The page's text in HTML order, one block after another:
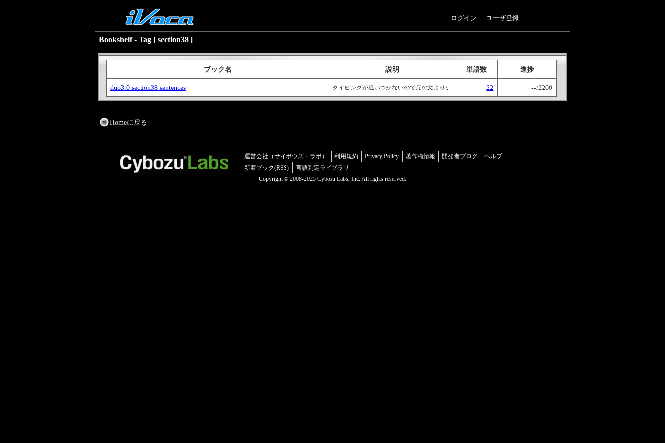
ログイン ユーザ登録
Bookshelf - Tag [ section38 ]
ブック名 説明 単語数 進捗
duo3.0 section38 sentences タイピングが追いつかないので元の文より少し短くしたものがあります。 タイピングのミスが多いとクリアは難しいです。
22 --/2200
Homeに戻る
運営会社（サイボウズ・ラボ） 利用規約 Privacy Policy 著作権情報 開発者ブログ
ヘルプ
新着ブック(RSS)
言語判定ライブラリ
Copyright © 2008-2025 Cybozu Labs, Inc. All rights reserved.